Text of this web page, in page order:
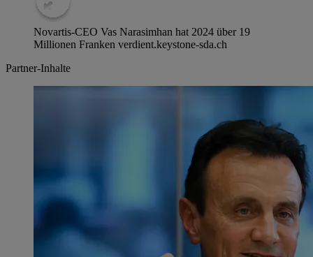
Novartis-CEO Vas Narasimhan hat 2024 über 19
Millionen Franken verdient.keystone-sda.ch
Partner-Inhalte